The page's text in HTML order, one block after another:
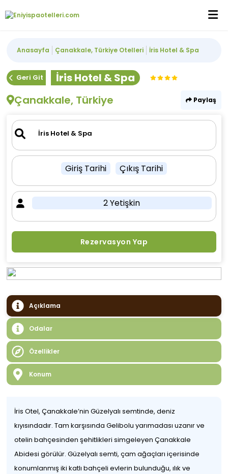
Anasayfa Çanakkale, Türkiye Otelleri İris Hotel & Spa
Geri Git
İris Hotel & Spa
Çanakkale, Türkiye
Paylaş
Giriş Tarihi Çıkış Tarihi
2 Yetişkin
Rezervasyon Yap
Açıklama
Odalar
Özellikler
Konum
İris Otel, Çanakkale’nin Güzelyalı semtinde, deniz
kıyısındadır. Tam karşısında Gelibolu yarımadası uzanır ve
otelin bahçesinden şehitlikleri simgeleyen Çanakkale
Abidesi görülür. Güzelyalı semti, çam ağaçları içerisinde
konumlanmış iki katlı bahçeli evlerin bulunduğu, ılık ve